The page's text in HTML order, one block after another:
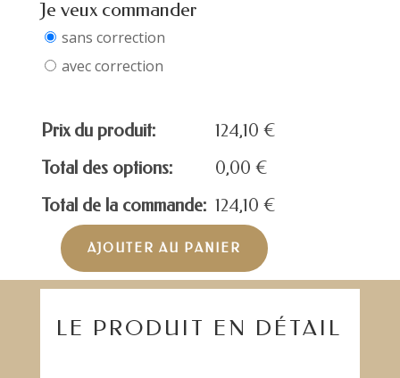
Je veux commander
sans correction
avec correction
Prix du produit: 124,10 €
Total des options:
0,00 €
Total de la commande: 124,10 €
quantité
de
BAN
RB7118
AJOUTER AU PANIER
LE PRODUIT EN DÉTAIL